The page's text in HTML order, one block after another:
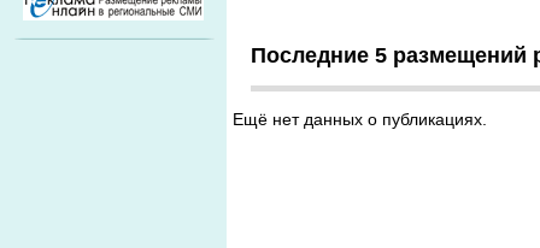
Последние 5 размещений
Ещё нет данных о публикациях.